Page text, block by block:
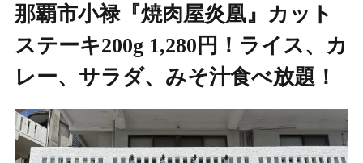
那覇市小禄『焼肉屋炎凰』カット
ステーキ200g 1,280円！ライス、カ
レー、サラダ、みそ汁食べ放題！